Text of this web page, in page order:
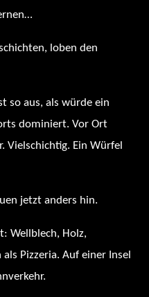
loben den
so aus, als würde ein
dominiert. Vor Ort
Vielschichtig. Ein Würfel
jetzt anders hin.
Wellblech, Holz,
Pizzeria. Auf einer Insel